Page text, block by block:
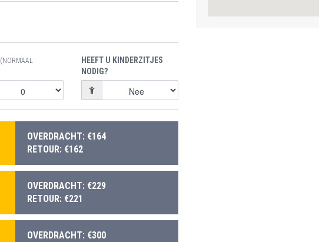
(NORMAAL
HEEFT U KINDERZITJES
NODIG?
OVERDRACHT: €164
RETOUR: €162
OVERDRACHT: €229
RETOUR: €221
OVERDRACHT: €300